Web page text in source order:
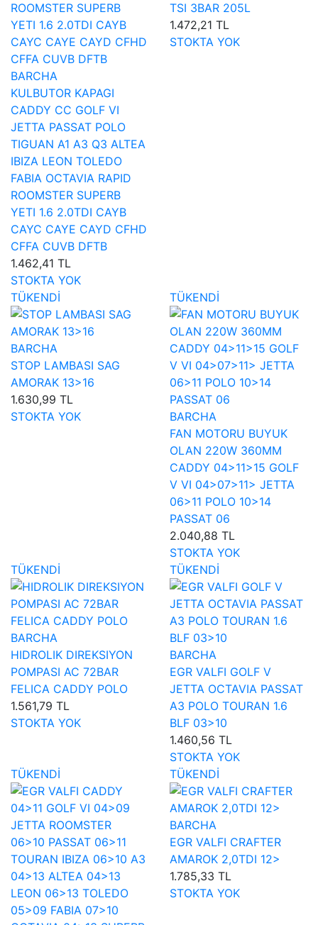
BARCHA
KULBUTOR KAPAGI
CADDY CC GOLF VI
JETTA PASSAT POLO
TIGUAN A1 A3 Q3 ALTEA
IBIZA LEON TOLEDO
FABIA OCTAVIA RAPID
ROOMSTER SUPERB
YETI 1.6 2.0TDI CAYB
CAYC CAYE CAYD CFHD
CFFA CUVB DFTB
1.462,41 TL
STOKTA YOK
TSI 3BAR 205L
1.472,21 TL
STOKTA YOK
TÜKENDİ
BARCHA
STOP LAMBASI SAG
AMORAK 13>16
1.630,99 TL
STOKTA YOK
TÜKENDİ
BARCHA
FAN MOTORU BUYUK
OLAN 220W 360MM
CADDY 04>11>15 GOLF
V VI 04>07>11> JETTA
06>11 POLO 10>14
PASSAT 06
2.040,88 TL
STOKTA YOK
TÜKENDİ
BARCHA
HIDROLIK DIREKSIYON
POMPASI AC 72BAR
FELICA CADDY POLO
1.561,79 TL
STOKTA YOK
TÜKENDİ
BARCHA
EGR VALFI GOLF V
JETTA OCTAVIA PASSAT
A3 POLO TOURAN 1.6
BLF 03>10
1.460,56 TL
STOKTA YOK
TÜKENDİ
TÜKENDİ
BARCHA
EGR VALFI CRAFTER
AMAROK 2,0TDI 12>
1.785,33 TL
STOKTA YOK